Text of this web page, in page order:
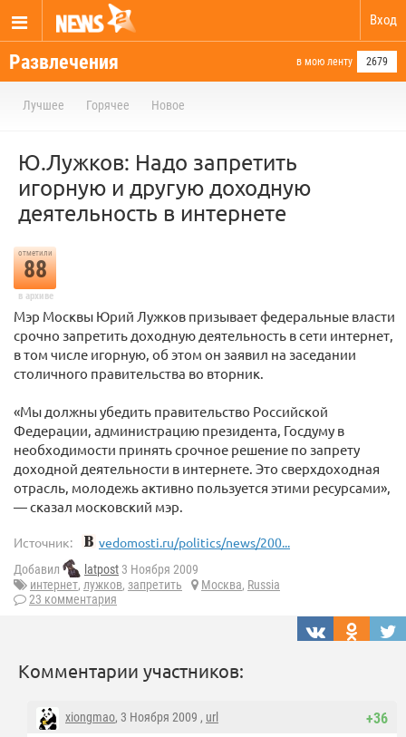
Вход
Развлечения в мою ленту 2679
Лучшее Горячее Новое
Ю.Лужков: Надо запретить
игорную и другую доходную
деятельность в интернете
отметили
88
в архиве
Мэр Москвы Юрий Лужков призывает федеральные власти
срочно запретить доходную деятельность в сети интернет,
в том числе игорную, об этом он заявил на заседании
столичного правительства во вторник.
«Мы должны убедить правительство Российской
Федерации, администрацию президента, Госдуму в
необходимости принять срочное решение по запрету
доходной деятельности в интернете. Это сверхдоходная
отрасль, молодежь активно пользуется этими ресурсами»,
— сказал московский мэр.
Источник: vedomosti.ru/politics/news/200...
Добавил latpost 3 Ноября 2009
интернет, лужков, запретить Москва, Russia
23 комментария
Комментарии участников:
+36
xiongmao, 3 Ноября 2009 , url